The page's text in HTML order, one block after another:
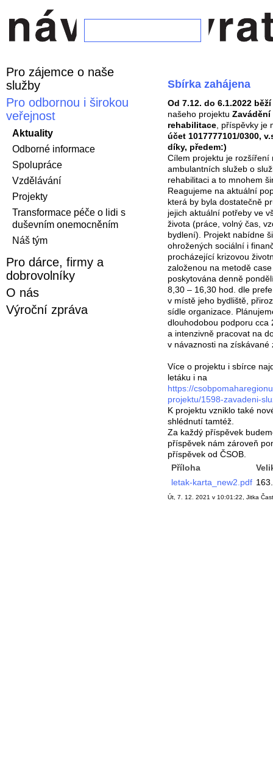
Pro zájemce o naše
služby
Pro odbornou i širokou
veřejnost
Aktuality
Odborné informace
Spolupráce
Vzdělávání
Projekty
Transformace péče o lidi s
duševním onemocněním
Náš tým
Pro dárce, firmy a
dobrovolníky
O nás
Výroční zpráva
Sbírka zahájena
Od 7.12. do 6.1.2022
našeho projektu
rehabilitace , příspěvky
účet 1017777101/0300,
díky, předem:)
Cílem projektu je rozšíření
ambulantních služeb o
rehabilitaci a to mnohem
Reagujeme na aktuální
která by byla dostatečně
jejich aktuální potřeby ve
života (práce, volný čas,
bydlení). Projekt nabídne
ohrožených sociální i
procházející krizovou
založenou na metodě
poskytována denně
8,30 – 16,30 hod. dle
v místě jeho bydliště,
sídle organizace.
dlouhodobou podporu cca
a intenzivně pracovat na
v návaznosti na získávané
Více o projektu i sbírce
letáku i na
https://
projektu/1598-zavadeni-
K projektu vzniklo také
shlédnutí tamtéž.
Za každý příspěvek
příspěvek nám zároveň
příspěvek od ČSOB.
Příloha
letak-karta_new2.pdf
Út, 7. 12. 2021 v 10:01:22, Jitka